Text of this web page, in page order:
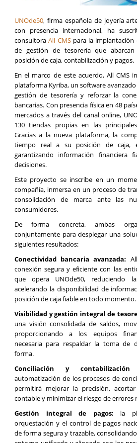
UNOde50, firma española de joyería
con presencia internacional, ha
consultoraAll CMSpara la implantación
de gestión de tesorería que abarcan
posición de caja, contabilización y pagos.
En el marco de este acuerdo, All CMS
plataforma Kyriba, un software
gestión de tesorería y reforzar la
bancarias. Con presencia física en 48
mercados a través del canal online,
130 tiendas propias en las
Gracias a la nueva plataforma, la
tiempo real a su posición de caja,
garantizando información financiera
decisiones.
Este proyecto se inscribe en un
compañía, inmersa en un proceso de
consolidación de marca ante las
consumidores.
De forma concreta, ambas
conjuntamente para desplegar una
siguientes resultados:
Conectividad bancaria avanzada:
conexión segura y eficiente con las
que opera UNOde50, reduciendo
acelerando la disponibilidad de
posición de caja fiable en todo momento.
Visibilidad y gestión integral de
una visión consolidada de saldos,
proporcionando a los equipos
necesaria para respaldar la toma de
forma.
Conciliación y contabilización
automatización de los procesos de
permitirá mejorar la precisión,
contable y minimizar el riesgo de errores
Gestión integral de pagos: la
orquestación y el control de pagos
de forma segura y trazable,